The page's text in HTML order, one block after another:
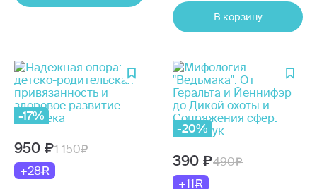
В корзину
-17%
950
1 150
+28
-20%
390
490
+11